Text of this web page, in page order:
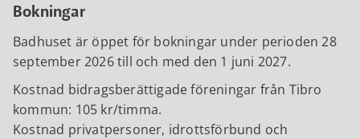
Bokningar
Badhuset är öppet för bokningar under perioden 28
september 2026 till och med den 1 juni 2027.
Kostnad bidragsberättigade föreningar från Tibro
kommun: 105 kr/timma.
Kostnad privatpersoner, idrottsförbund och